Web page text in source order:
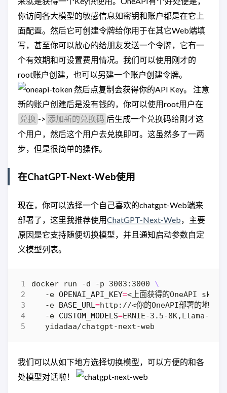
你访问各大模型的敏感信息如密钥和账户都是在它上
面配置。然后它可创建令牌给你用于在其它Web端填
写，甚至你可以放心的给朋友发送一个令牌，它有一
个有效期和可设置费用情况。我们可以使用刚才的
root账户创建，也可以另建一个账户创建令牌。
然后点复制会获得你的API Key。 注意
新的账户创建后是没有钱的，你可以使用root用户在
兑换 -> 添加新的兑换码 后生成一个兑换码给刚才这
个用户，然后这个用户去兑换即可。这虽然多了一两
步，但是很简单的操作。
在ChatGPT-Next-Web使用
现在，你可以选择一个自己喜欢的chatgpt-Web端来
部署了，这里我推荐使用ChatGPT-Next-Web，主要
原因是它支持随便切换模型，并且通知启动参数自定
义模型列表。
docker run -d -p 3003:3000
   -e
OPENAI_API_KEY=<上面获得的OneAPI sk-开
   -e
BASE_URL=http://<你的OneAPI部署的地址
   -e
CUSTOM_MODELS=ERNIE-3.5-8K,Llama-2-
我们可以从如下地方选择切换模型，可以方便的和各
处模型对话啦！